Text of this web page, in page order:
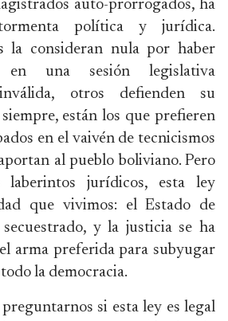
auto-prorrogados, ha
política y jurídica.
la consideran nula por haber
en una sesión legislativa
inválida, otros defienden su
están los que prefieren
en el vaivén de tecnicismos
al pueblo boliviano. Pero
jurídicos, esta ley
que vivimos: el Estado de
y la justicia se ha
arma preferida para subyugar
la democracia.
si esta ley es legal